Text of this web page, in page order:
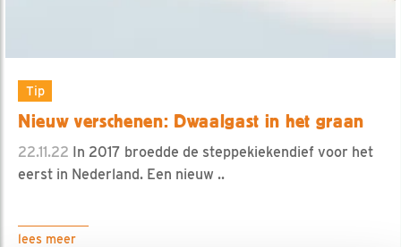
Tip
Nieuw verschenen: Dwaalgast in het graan
22.11.22 In 2017 broedde de steppekiekendief voor het
eerst in Nederland. Een nieuw ..
lees meer